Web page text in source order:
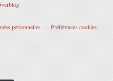
personnelles Préférences cookies